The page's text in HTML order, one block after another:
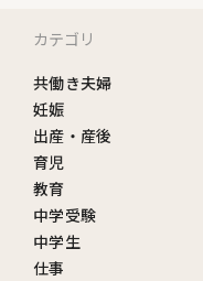
カテゴリ
共働き夫婦
妊娠
出産・産後
育児
教育
中学受験
中学生
仕事